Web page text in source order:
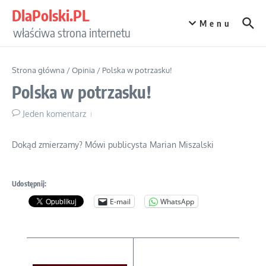
DlaPolski.PL
właściwa strona internetu
Menu
Strona główna /Opinia / Polska w potrzasku!
Polska w potrzasku!
Jeden komentarz
Dokąd zmierzamy? Mówi publicysta Marian Miszalski
Udostępnij:
E-mail WhatsApp